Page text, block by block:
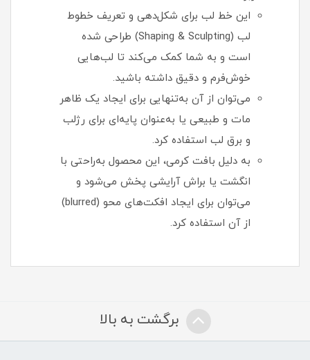
این خط لب برای شکل‌دهی و تعریف خطوط
لب (Shaping & Sculpting) طراحی شده
است و به شما کمک می‌کند تا لب‌هایی
خوش‌فرم و دقیق داشته باشید.
می‌توان از آن به‌تنهایی برای ایجاد یک ظاهر
مات و طبیعی یا به‌عنوان پایه‌ای برای رژلب
و برق لب استفاده کرد.
به دلیل بافت کرمی، این محصول به‌راحتی با
انگشت یا براش آرایشی پخش می‌شود و
می‌توان برای ایجاد افکت‌های محو (blurred)
از آن استفاده کرد.
برگشت به بالا